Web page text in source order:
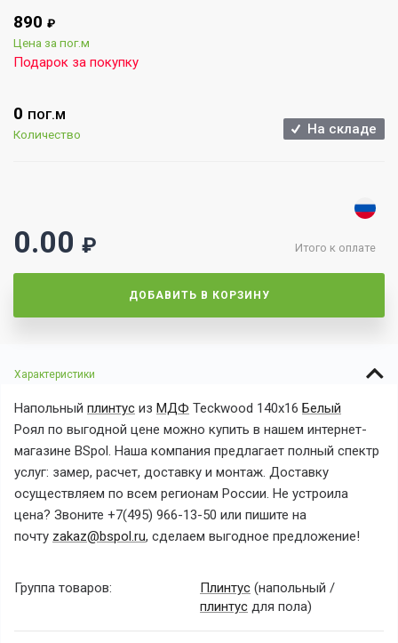
890 ₽
Цена за пог.м
Подарок за покупку
0 ПОГ.М
Количество На складе
Итого к оплате
0.00 ₽
ДОБАВИТЬ В КОРЗИНУ
Характеристики
Напольный плинтус из МДФ Teckwood 140х16 Белый
Роял по выгодной цене можно купить в нашем интернет-
магазине BSpol. Наша компания предлагает полный спектр
услуг: замер, расчет, доставку и монтаж. Доставку
осуществляем по всем регионам России. Не устроила
цена? Звоните +7(495) 966-13-50 или пишите на
почту zakaz@bspol.ru, сделаем выгодное предложение!
Группа товаров: Плинтус (напольный /
плинтус для пола)